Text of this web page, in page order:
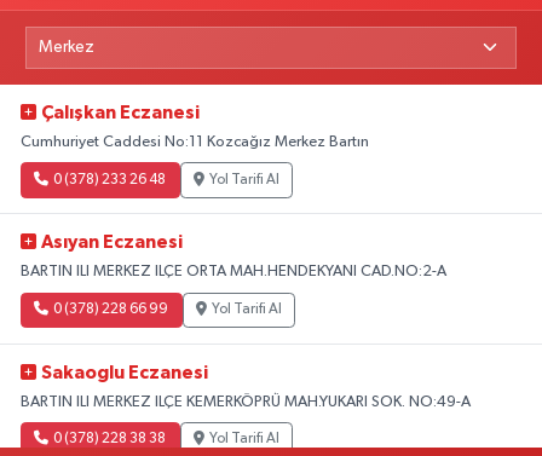
Çalışkan Eczanesi
Cumhuriyet Caddesi No:11 Kozcağız Merkez Bartın
0 (378) 233 26 48 Yol Tarifi Al
Asıyan Eczanesi
BARTIN ILI MERKEZ ILÇE ORTA MAH.HENDEKYANI CAD.NO:2-A
0 (378) 228 66 99 Yol Tarifi Al
Sakaoglu Eczanesi
BARTIN ILI MERKEZ ILÇE KEMERKÖPRÜ MAH.YUKARI SOK. NO:49-A
0 (378) 228 38 38 Yol Tarifi Al